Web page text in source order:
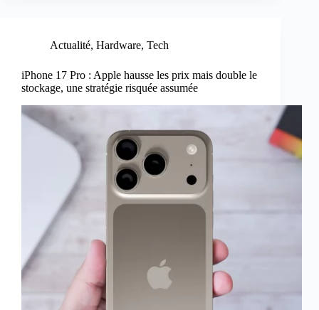
Actualité, Hardware, Tech
iPhone 17 Pro : Apple hausse les prix mais double le
stockage, une stratégie risquée assumée